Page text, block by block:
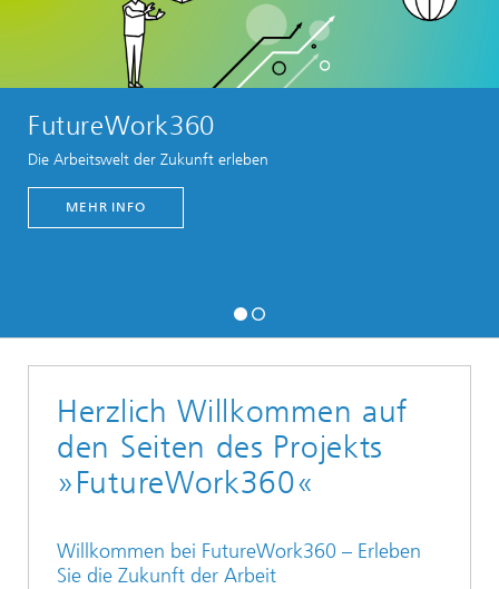
FutureWork360
Die Arbeitswelt der Zukunft erleben
MEHR INFO
Herzlich Willkommen auf
den Seiten des Projekts
»FutureWork360«
Willkommen bei FutureWork360 – Erleben
Sie die Zukunft der Arbeit